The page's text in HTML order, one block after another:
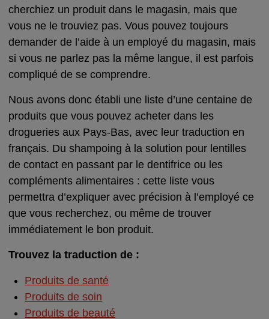
cherchiez un produit dans le magasin, mais que
vous ne le trouviez pas. Vous pouvez toujours
demander de l’aide à un employé du magasin, mais
si vous ne parlez pas la même langue, il est parfois
compliqué de se comprendre.
Nous avons donc établi une liste d’une centaine de
produits que vous pouvez acheter dans les
drogueries aux Pays-Bas, avec leur traduction en
français. Du shampoing à la solution pour lentilles
de contact en passant par le dentifrice ou les
compléments alimentaires : cette liste vous
permettra d’expliquer avec précision à l’employé ce
que vous recherchez, ou même de trouver
immédiatement le bon produit.
Trouvez la traduction de :
Produits de santé
Produits de soin
Produits de beauté